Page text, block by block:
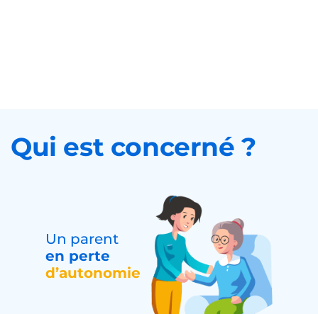
Qui est concerné ?
Un parent
en perte
d’autonomie